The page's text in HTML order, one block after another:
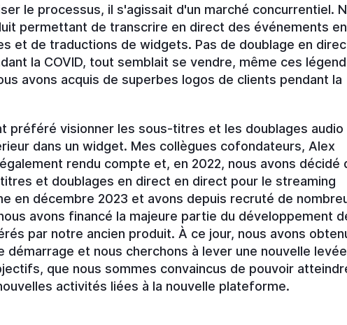
le processus, il s'agissait d'un marché concurrentiel.
permettant de transcrire en direct des événements en
et de traductions de widgets. Pas de doublage en
la COVID, tout semblait se vendre, même ces
avons acquis de superbes logos de clients pendant la
préféré visionner les sous-titres et les doublages audio
dans un widget. Mes collègues cofondateurs, Alex
rendu compte et, en 2022, nous avons décidé
et doublages en direct en direct pour le streaming
en décembre 2023 et avons depuis recruté de
avons financé la majeure partie du développement
par notre ancien produit. À ce jour, nous avons
démarrage et nous cherchons à lever une nouvelle
que nous sommes convaincus de pouvoir
activités liées à la nouvelle plateforme.